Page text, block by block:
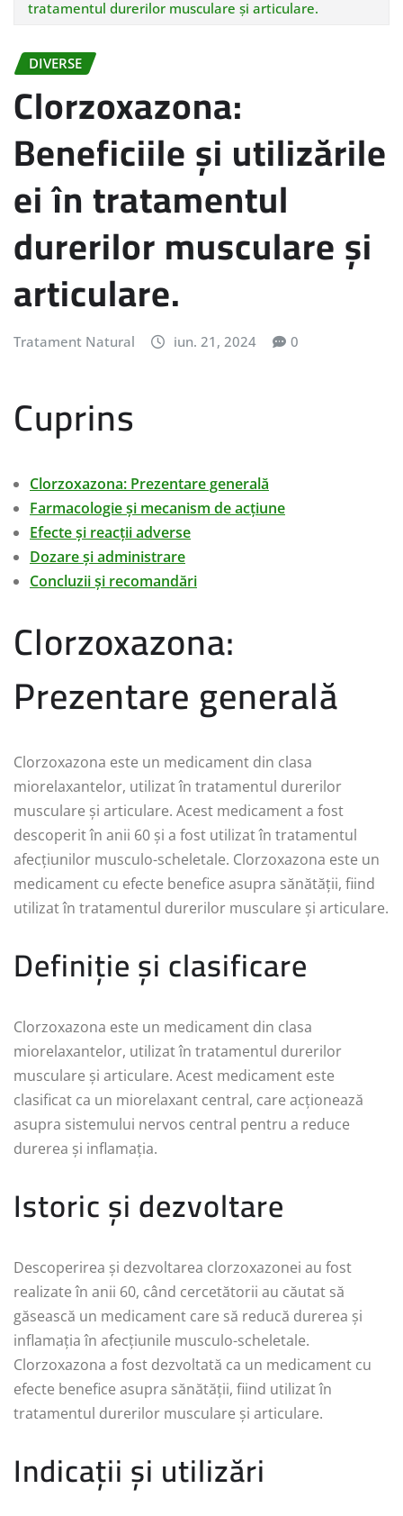
tratamentul durerilor musculare și articulare.
DIVERSE
Clorzoxazona:
Beneficiile și utilizările
ei în tratamentul
durerilor musculare și
articulare.
Tratament Natural iun. 21, 2024 0
Cuprins
Clorzoxazona: Prezentare generală
Farmacologie și mecanism de acțiune
Efecte și reacții adverse
Dozare și administrare
Concluzii și recomandări
Clorzoxazona:
Prezentare generală
Clorzoxazona este un medicament din clasa
miorelaxantelor, utilizat în tratamentul durerilor
musculare și articulare. Acest medicament a fost
descoperit în anii 60 și a fost utilizat în tratamentul
afecțiunilor musculo-scheletale. Clorzoxazona este un
medicament cu efecte benefice asupra sănătății, fiind
utilizat în tratamentul durerilor musculare și articulare.
Definiție și clasificare
Clorzoxazona este un medicament din clasa
miorelaxantelor, utilizat în tratamentul durerilor
musculare și articulare. Acest medicament este
clasificat ca un miorelaxant central, care acționează
asupra sistemului nervos central pentru a reduce
durerea și inflamația.
Istoric și dezvoltare
Descoperirea și dezvoltarea clorzoxazonei au fost
realizate în anii 60, când cercetătorii au căutat să
găsească un medicament care să reducă durerea și
inflamația în afecțiunile musculo-scheletale.
Clorzoxazona a fost dezvoltată ca un medicament cu
efecte benefice asupra sănătății, fiind utilizat în
tratamentul durerilor musculare și articulare.
Indicații și utilizări